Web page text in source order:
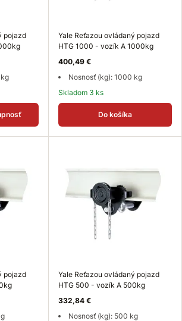
pojazd
Yale Reťazou ovládaný pojazd
HTG 1000 - vozík A 1000kg
400,49 €
Nosnosť (kg): 1000 kg
Skladom 3 ks
Do košíka
pojazd
Yale Reťazou ovládaný pojazd
HTG 500 - vozík A 500kg
332,84 €
Nosnosť (kg): 500 kg